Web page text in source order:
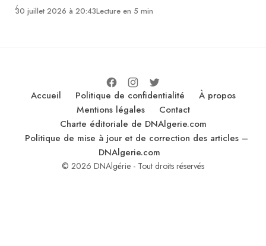
30 juillet 2026 à 20:43Lecture en 5 min
Accueil Politique de confidentialité
À propos
Mentions légales
Contact
Charte éditoriale de DNAlgerie.com
Politique de mise à jour et de correction des articles –
DNAlgerie.com
© 2026 DNAlgérie - Tout droits réservés